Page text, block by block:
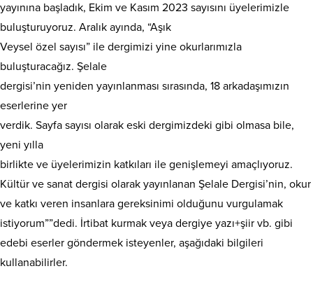
yayınına başladık, Ekim ve Kasım 2023 sayısını üyelerimizle
buluşturuyoruz. Aralık ayında, “Aşık
Veysel özel sayısı” ile dergimizi yine okurlarımızla
buluşturacağız. Şelale
dergisi’nin yeniden yayınlanması sırasında, 18 arkadaşımızın
eserlerine yer
verdik. Sayfa sayısı olarak eski dergimizdeki gibi olmasa bile,
yeni yılla
birlikte ve üyelerimizin katkıları ile genişlemeyi amaçlıyoruz.
Kültür ve sanat dergisi olarak yayınlanan Şelale Dergisi’nin, okur
ve katkı veren insanlara gereksinimi olduğunu vurgulamak
istiyorum””dedi. İrtibat kurmak veya dergiye yazı+şiir vb. gibi
edebi eserler göndermek isteyenler, aşağıdaki bilgileri
kullanabilirler.